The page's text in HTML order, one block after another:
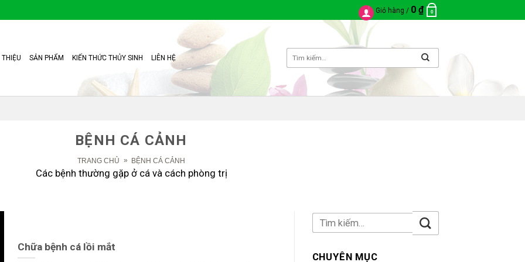
Giỏ hàng / 0 ₫ 0
THIỆU SẢN PHẨM KIẾN THỨC THỦY SINH LIÊN HỆ
BỆNH CÁ CẢNH
TRANG CHỦ » BỆNH CÁ CẢNH
Các bệnh thường gặp ở cá và cách phòng trị
Chữa bệnh cá lồi mắt
CHUYÊN MỤC